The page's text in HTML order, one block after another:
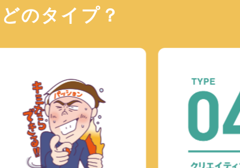
のタイプ？